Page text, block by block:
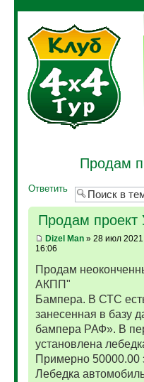
Продам
Ответить
Продам
Dizel Man» 28 июл
16:06
Продам
АКПП"
Бампера. В СТС
занесенная в базу
бампера РАФ». В
установлена
Примерно 50000.00
Лебедка